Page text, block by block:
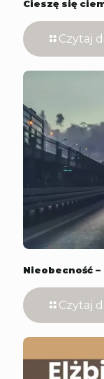
Cieszę się
Czytaj
Nieobecność
Czytaj